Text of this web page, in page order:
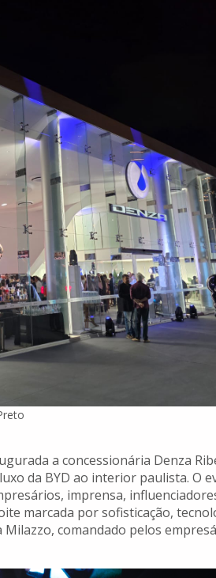
a concessionária Denza
da BYD ao interior paulista. O
imprensa,
marcada por sofisticação,
comandado pelos